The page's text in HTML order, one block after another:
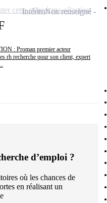
: Proman premier acteur
rh recherche pour son client, expert
IntérimNon renseigné
cette offre à ma sélection
d’emploi ?
où les chances de
en réalisant un